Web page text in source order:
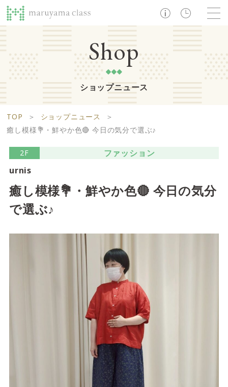
TOP
ショップ レストラン・カフェ ショップニュース
イベント・お知らせ 施設案内
マルヤマ クラスとは
サイトご利用にあたって
閉じる
Life support floor
ライフサポートフロア
営業時間 10:00 ~ 20:00
1F Food boutique floor
フードブティックフロア
※一部店舗は営業時間が異なります。
Fashion & Life style floor
ファッション＆ライフスタイルフロア
営業時間 10:00 ~ 20:00
Service & Beauty & Restaurant
Shop
ショップニュース
TOP ＞ ショップニュース
＞
癒し模様💐・鮮やか色🔴 今日の気分で選ぶ♪
2F
ファッション
urnis
癒し模様💐・鮮やか色🔴 今日の気分
で選ぶ♪